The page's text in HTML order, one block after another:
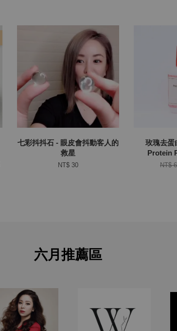
七彩抖抖石 - 眼皮會抖動客人的
救星
NT$ 30
玫瑰去蛋
Protein
NT$
六月推薦區